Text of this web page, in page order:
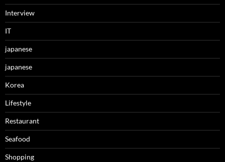
Interview
IT
japanese
japanese
Korea
Lifestyle
Restaurant
Seafood
Shopping